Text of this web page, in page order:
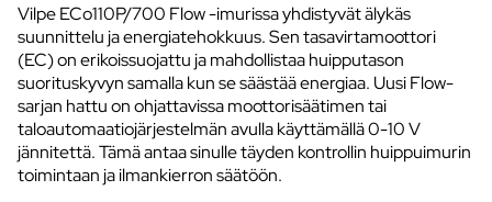
Vilpe ECo110P/700 Flow -imurissa yhdistyvät älykäs
suunnittelu ja energiatehokkuus. Sen tasavirtamoottori
(EC) on erikoissuojattu ja mahdollistaa huipputason
suorituskyvyn samalla kun se säästää energiaa. Uusi Flow-
sarjan hattu on ohjattavissa moottorisäätimen tai
taloautomaatiojärjestelmän avulla käyttämällä 0-10 V
jännitettä. Tämä antaa sinulle täyden kontrollin huippuimurin
toimintaan ja ilmankierron säätöön.